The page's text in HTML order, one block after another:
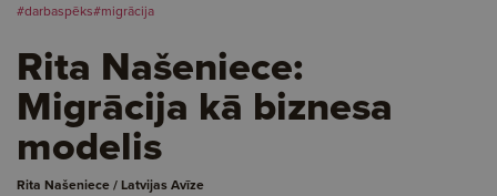
#darbaspēks#migrācija
Rita Našeniece:
Migrācija kā biznesa
modelis
Rita Našeniece / Latvijas Avīze